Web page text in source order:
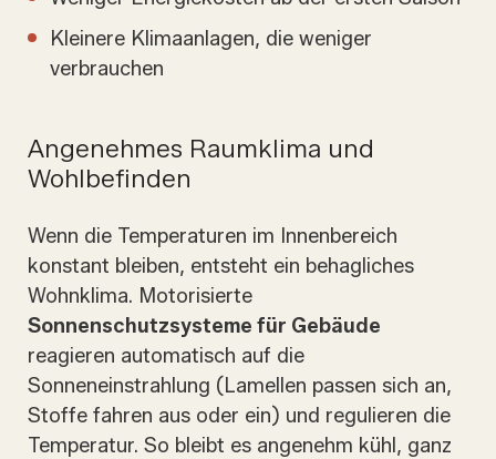
Kleinere Klimaanlagen, die weniger
verbrauchen
Angenehmes Raumklima und
Wohlbefinden
Wenn die Temperaturen im Innenbereich
konstant bleiben, entsteht ein behagliches
Wohnklima. Motorisierte
Sonnenschutzsysteme für Gebäude
reagieren automatisch auf die
Sonneneinstrahlung (Lamellen passen sich an,
Stoffe fahren aus oder ein) und regulieren die
Temperatur. So bleibt es angenehm kühl, ganz